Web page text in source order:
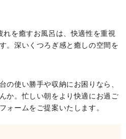
を癒すお風呂は、快適性を重視
。深いくつろぎ感と癒しの空間を
の使い勝手や収納にお困りなら、
か。忙しい朝をより快適にお過ご
ォームをご提案いたします。